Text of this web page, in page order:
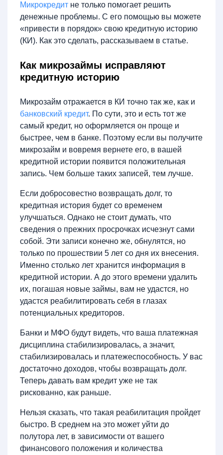
Микрокредит не только помогает решить
денежные проблемы. С его помощью вы можете
«привести в порядок» свою кредитную историю
(КИ). Как это сделать, рассказываем в статье.
Как микрозаймы исправляют
кредитную историю
Микрозайм отражается в КИ точно так же, как и
банковский кредит. По сути, это и есть тот же
самый кредит, но оформляется он проще и
быстрее, чем в банке. Поэтому если вы получите
микрозайм и вовремя вернете его, в вашей
кредитной истории появится положительная
запись. Чем больше таких записей, тем лучше.
Если добросовестно возвращать долг, то
кредитная история будет со временем
улучшаться. Однако не стоит думать, что
сведения о прежних просрочках исчезнут сами
собой. Эти записи конечно же, обнулятся, но
только по прошествии 5 лет со дня их внесения.
Именно столько лет хранится информация в
кредитной истории. А до этого времени удалить
их, погашая новые займы, вам не удастся, но
удастся реабилитировать себя в глазах
потенциальных кредиторов.
Банки и МФО будут видеть, что ваша платежная
дисциплина стабилизировалась, а значит,
стабилизировалась и платежеспособность. У вас
достаточно доходов, чтобы возвращать долг.
Теперь давать вам кредит уже не так
рискованно, как раньше.
Нельзя сказать, что такая реабилитация пройдет
быстро. В среднем на это может уйти до
полутора лет, в зависимости от вашего
финансового положения и количества